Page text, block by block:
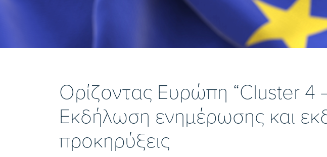
Ορίζοντας Ευρώπη “Cluster 4
Εκδήλωση ενημέρωσης και
προκηρύξεις